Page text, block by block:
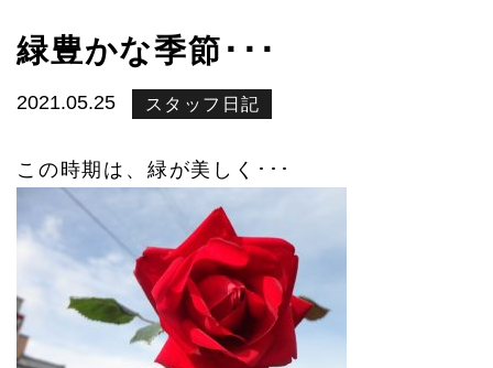
緑豊かな季節･･･
2021.05.25 スタッフ日記
この時期は、緑が美しく･･･